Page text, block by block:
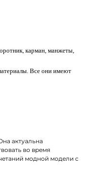
карман, манжеты,
Все они имеют
актуальна
во время
модной модели с